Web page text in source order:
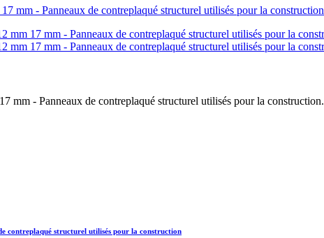
mm - Panneaux de contreplaqué structurel utilisés pour la construction.
contreplaqué structurel utilisés pour la construction